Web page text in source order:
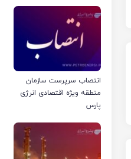
انتصاب سرپرست سازمان
منطقه ویژه اقتصادی انرژی
پارس